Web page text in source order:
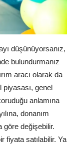
düşünüyorsanız,
bulundurmanız
aracı olarak da
piyasası, genel
anlamına
donanım
göre değişebilir.
fiyata satılabilir. Ya